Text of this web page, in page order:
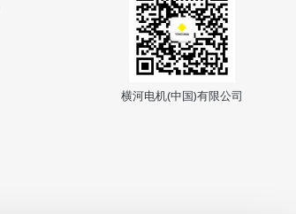
横河电机(中国)有限公司